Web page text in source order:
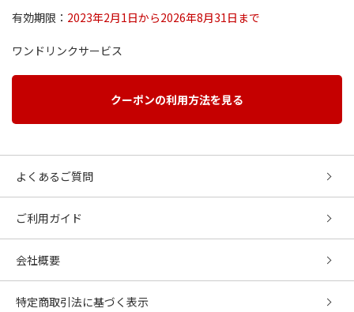
有効期限： 2023年2月1日から2026年8月31日まで
ワンドリンクサービス
クーポンの利用方法を見る
よくあるご質問
ご利用ガイド
会社概要
特定商取引法に基づく表示